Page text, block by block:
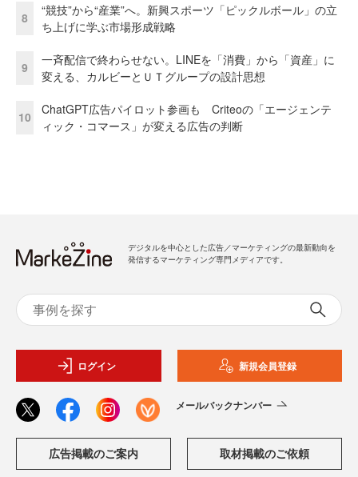
8
“競技”から“産業”へ。新興スポーツ「ピックルボール」の立
ち上げに学ぶ市場形成戦略
9
一斉配信で終わらせない。LINEを「消費」から「資産」に
変える、カルビーとＵＴグループの設計思想
10
ChatGPT広告パイロット参画も Criteoの「エージェンテ
ィック・コマース」が変える広告の判断
デジタルを中心とした広告／マーケティングの最新動向を
発信するマーケティング専門メディアです。
ログイン 新規会員登録
メールバックナンバー
広告掲載のご案内 取材掲載のご依頼